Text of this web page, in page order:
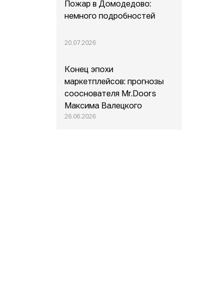
Пожар в Домодедово:
немного подробностей
20.07.2026
Конец эпохи
маркетплейсов: прогнозы
сооснователя Mr.Doors
Максима Валецкого
26.06.2026